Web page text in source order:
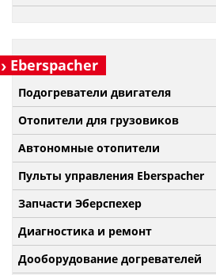
Eberspacher
Подогреватели двигателя
Отопители для грузовиков
Автономные отопители
Пульты управления Eberspacher
Запчасти Эберспехер
Диагностика и ремонт
Дооборудование догревателей